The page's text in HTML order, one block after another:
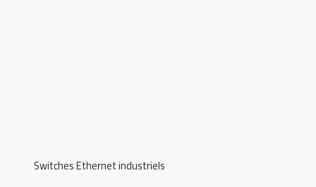
Switches Ethernet industriels